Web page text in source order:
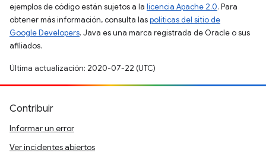
ejemplos de código están sujetos a la licencia Apache 2.0. Para
obtener más información, consulta laspolíticas del sitio de
Google Developers. Java es una marca registrada de Oracle o sus
afiliados.
Última actualización: 2020-07-22 (UTC)
Contribuir
Informar un error
Ver incidentes abiertos